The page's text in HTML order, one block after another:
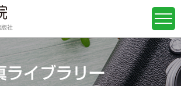
社
ライブラリー